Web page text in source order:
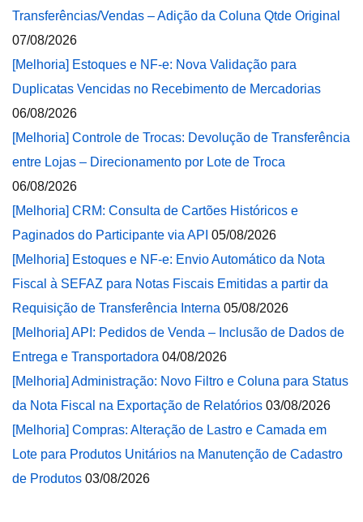
Transferências/Vendas – Adição da Coluna Qtde Original
07/08/2026
[Melhoria] Estoques e NF-e: Nova Validação para
Duplicatas Vencidas no Recebimento de Mercadorias
06/08/2026
[Melhoria] Controle de Trocas: Devolução de Transferência
entre Lojas – Direcionamento por Lote de Troca
06/08/2026
[Melhoria] CRM: Consulta de Cartões Históricos e
Paginados do Participante via API 05/08/2026
[Melhoria] Estoques e NF-e: Envio Automático da Nota
Fiscal à SEFAZ para Notas Fiscais Emitidas a partir da
Requisição de Transferência Interna 05/08/2026
[Melhoria] API: Pedidos de Venda – Inclusão de Dados de
Entrega e Transportadora 04/08/2026
[Melhoria] Administração: Novo Filtro e Coluna para Status
da Nota Fiscal na Exportação de Relatórios 03/08/2026
[Melhoria] Compras: Alteração de Lastro e Camada em
Lote para Produtos Unitários na Manutenção de Cadastro
de Produtos 03/08/2026